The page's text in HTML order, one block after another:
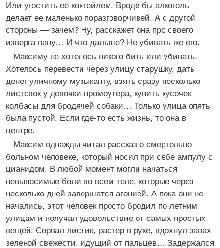
Или угостить ее коктейлем. Вроде бы алкоголь
делает ее маленько поразговорчивей. А с другой
стороны — зачем? Ну, расскажет она про своего
изверга папу… И что дальше? Не убивать же его.
Максиму не хотелось никого бить или убивать.
Хотелось перевести через улицу старушку, дать
денег уличному музыканту, взять сразу несколько
листовок у девочки-промоутера, купить кусочек
колбасы для бродячей собаки… Только улица опять
была пустой. Если где-то есть жизнь, то она в
центре.
Максим однажды читал рассказ о смертельно
больном человеке, который носил при себе ампулу с
цианидом. В любой момент могли начаться
невыносимые боли во всем теле, которые через
несколько дней завершатся агонией. А пока они не
начались, этот человек просто бродил по летним
улицам и получал удовольствие от самых простых
вещей. Сорвал листик, растер в руке, вдохнул запах
зеленой свежести, идущий от пальцев… Задержался